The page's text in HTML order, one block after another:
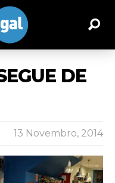
DE
13 Novembro, 2014